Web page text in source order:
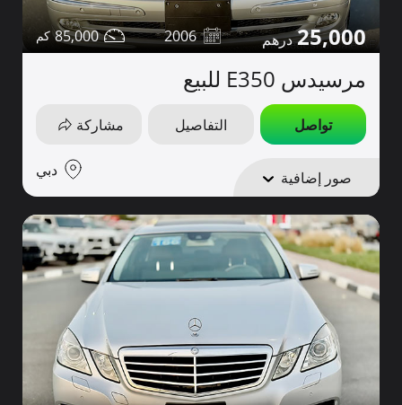
25,000
2006
85,000
مرسيدس E350 للبيع
تواصل التفاصيل مشاركة
صور إضافية دبي